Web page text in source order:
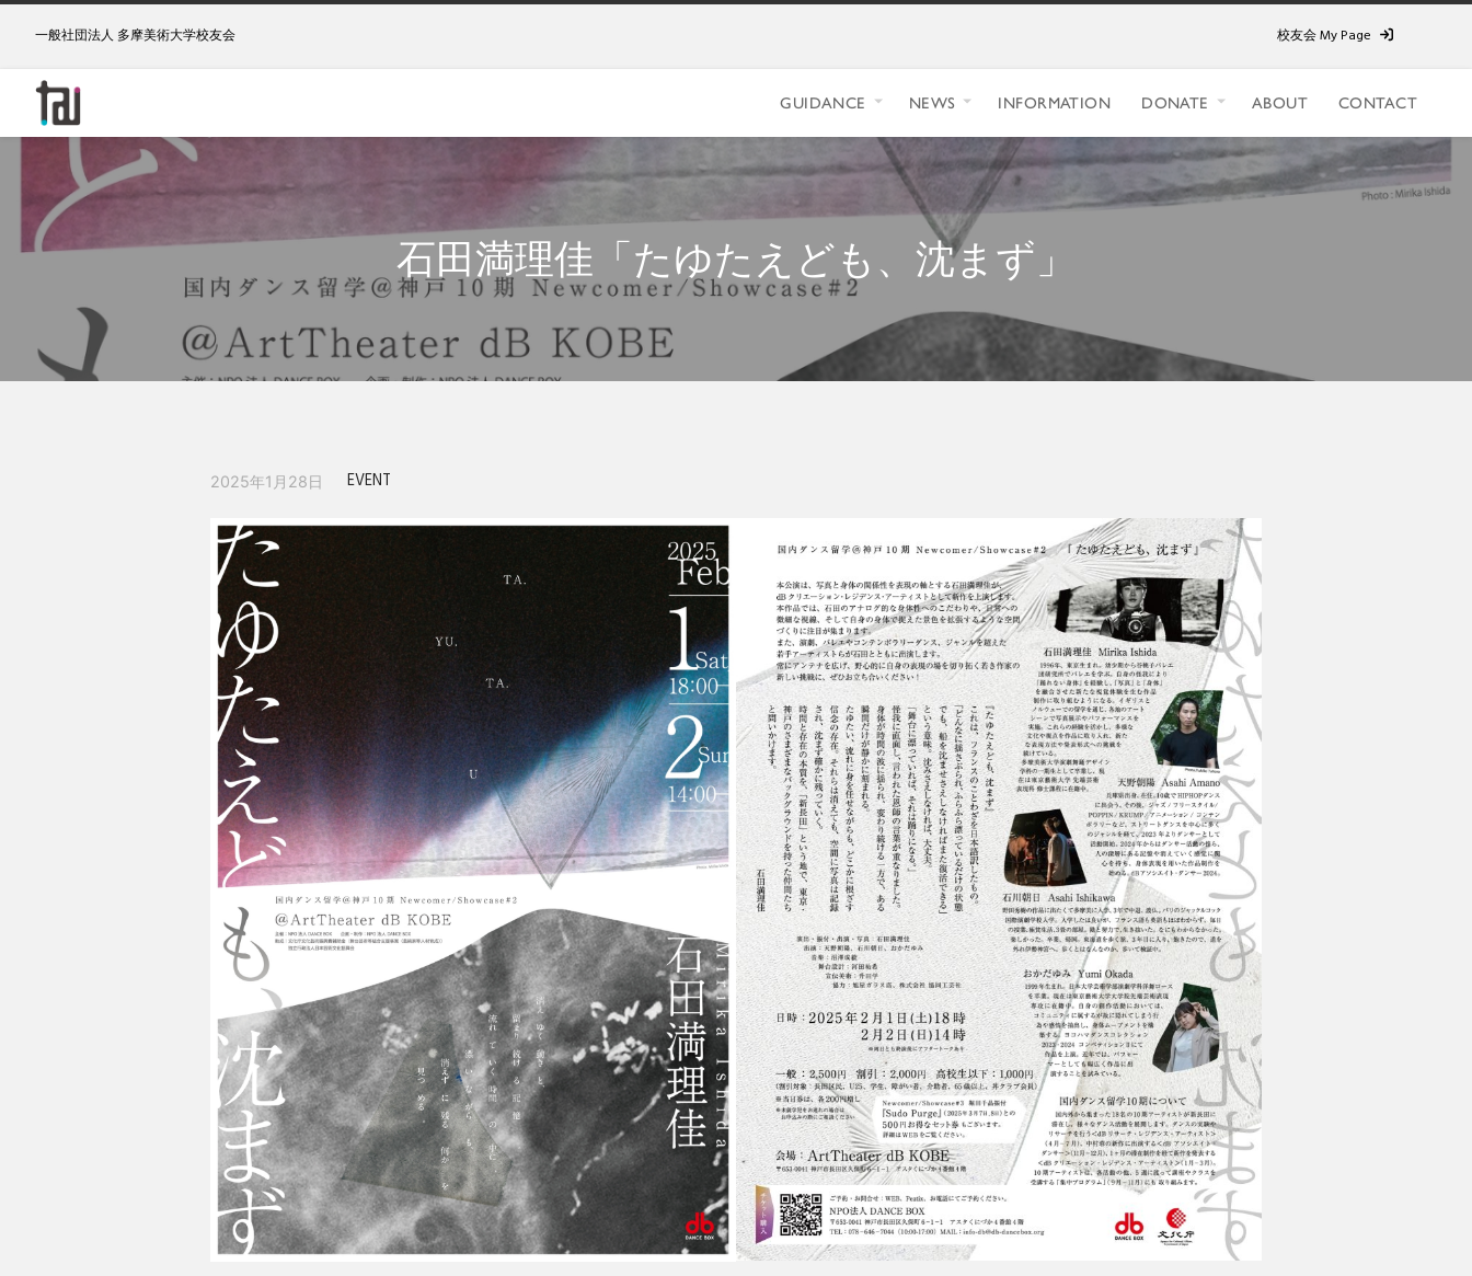
一般社団法人 多摩美術大学校友会 校友会 My Page
GUIDANCE NEWS INFORMATION DONATE ABOUT CONTACT
石田満理佳「たゆたえども、沈まず」
2025年1月28日 EVENT